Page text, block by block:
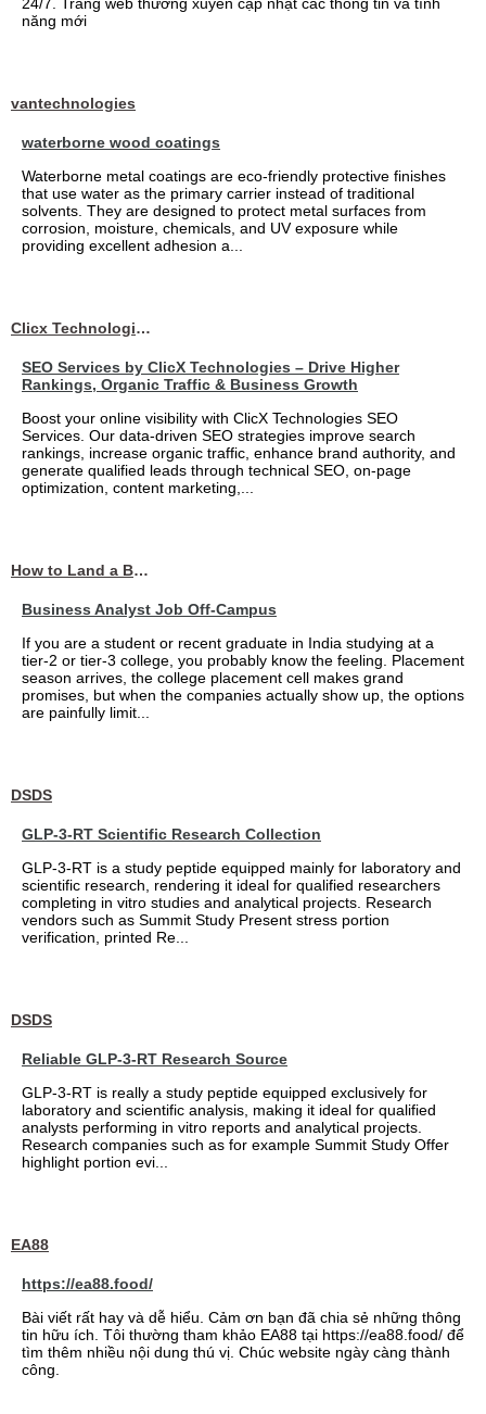
năng mới
vantechnologies
waterborne wood coatings
Waterborne metal coatings are eco-friendly protective finishes
that use water as the primary carrier instead of traditional
solvents. They are designed to protect metal surfaces from
corrosion, moisture, chemicals, and UV exposure while
providing excellent adhesion a...
Clicx Technologies
SEO Services by ClicX Technologies – Drive Higher
Rankings, Organic Traffic & Business Growth
Boost your online visibility with ClicX Technologies SEO
Services. Our data-driven SEO strategies improve search
rankings, increase organic traffic, enhance brand authority, and
generate qualified leads through technical SEO, on-page
optimization, content marketing,...
How to Land a Business Analyst Job Off-Campus When Your College Has Zero Tech Connections
Business Analyst Job Off-Campus
If you are a student or recent graduate in India studying at a
tier-2 or tier-3 college, you probably know the feeling. Placement
season arrives, the college placement cell makes grand
promises, but when the companies actually show up, the options
are painfully limit...
DSDS
GLP-3-RT Scientific Research Collection
GLP-3-RT is a study peptide equipped mainly for laboratory and
scientific research, rendering it ideal for qualified researchers
completing in vitro studies and analytical projects. Research
vendors such as Summit Study Present stress portion
verification, printed Re...
DSDS
Reliable GLP-3-RT Research Source
GLP-3-RT is really a study peptide equipped exclusively for
laboratory and scientific analysis, making it ideal for qualified
analysts performing in vitro reports and analytical projects.
Research companies such as for example Summit Study Offer
highlight portion evi...
EA88
https://ea88.food/
Bài viết rất hay và dễ hiểu. Cảm ơn bạn đã chia sẻ những thông
tin hữu ích. Tôi thường tham khảo EA88 tại https://ea88.food/ để
tìm thêm nhiều nội dung thú vị. Chúc website ngày càng thành
công.